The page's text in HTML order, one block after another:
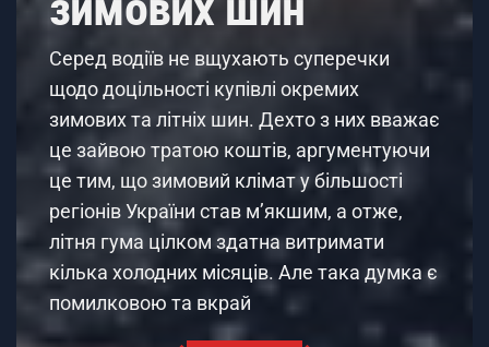
Серед водіїв не вщухають суперечки
щодо доцільності купівлі окремих
зимових та літніх шин. Дехто з них вважає
це зайвою тратою коштів, аргументуючи
це тим, що зимовий клімат у більшості
регіонів України став м’якшим, а отже,
літня гума цілком здатна витримати
кілька холодних місяців. Але така думка є
помилковою та вкрай